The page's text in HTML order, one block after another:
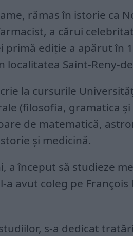
rămas în istorie ca
a cărui
primă ediţie a apărut în
localitatea Saint-Reny-
la cursurile
(filosofia, gramatica
de matematică,
şi medicină.
a început să studieze
avut coleg pe François
s-a dedicat